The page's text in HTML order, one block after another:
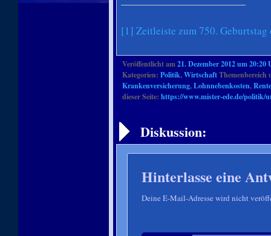
[1] Zeitleiste zum 750.
Veröffentlicht am21. Dezember 2012 um 20:20
Kategorien: Politik,Wirtschaft
Krankenversicherung,Lohnnebenkosten,Rente
dieser Seite: https://www.mister-ede.de/politik/
Diskussion:
Hinterlasse eine
Deine E-Mail-Adresse wird nicht